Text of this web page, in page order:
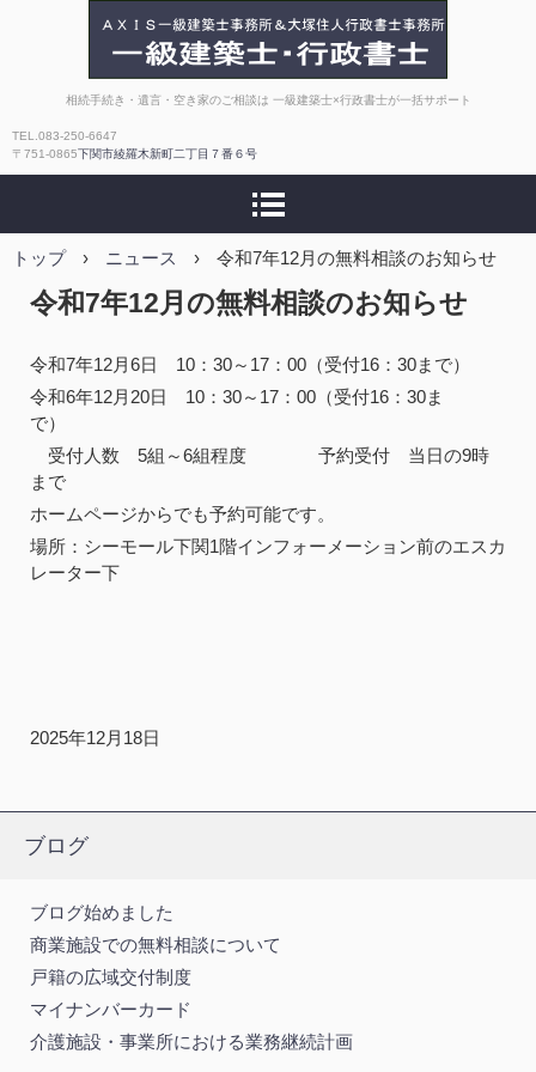
AXIS一級建築士事務所
｜大塚住人行政書士事
務所【相続・補助金・
許認可】
相続手続き・遺言・空き家のご相談は 一級建築士×行政書士が一括サポート
TEL.083-250-6647
〒751-0865下関市綾羅木新町二丁目７番６号
トップ › ニュース › 令和7年12月の無料相談のお知らせ
令和7年12月の無料相談のお知らせ
令和7年12月6日 10：30～17：00（受付16：30まで）
令和6年12月20日 10：30～17：00（受付16：30ま
で）
受付人数 5組～6組程度 予約受付 当日の9時
まで
ホームページからでも予約可能です。
場所：シーモール下関1階インフォーメーション前のエスカ
レーター下
2025年12月18日
ブログ
ブログ始めました
商業施設での無料相談について
戸籍の広域交付制度
マイナンバーカード
介護施設・事業所における業務継続計画